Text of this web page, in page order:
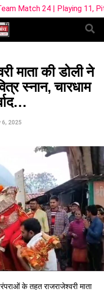
Playing 11, Pitch Report &
माता की डोली ने
स्नान, चारधाम
6, 2025
के तहत राजराजेश्वरी माता